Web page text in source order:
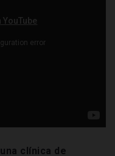
una clínica de